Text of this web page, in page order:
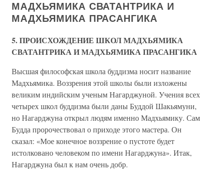
МАДХЬЯМИКА СВАТАНТРИКА И
МАДХЬЯМИКА ПРАСАНГИКА
5. ПРОИСХОЖДЕНИЕ ШКОЛ МАДХЬЯМИКА
СВАТАНТРИКА И МАДХЬЯМИКА ПРАСАНГИКА
Высшая философская школа буддизма носит название
Мадхьямика. Воззрения этой школы были изложены
великим индийским ученым Нагарджуной. Учения всех
четырех школ буддизма были даны Буддой Шакьямуни,
но Нагарджуна открыл людям именно Мадхьямику. Сам
Будда пророчествовал о приходе этого мастера. Он
сказал: «Мое конечное воззрение о пустоте будет
истолковано человеком по имени Нагарджуна». Итак,
Нагарджуна был к нам очень добр.